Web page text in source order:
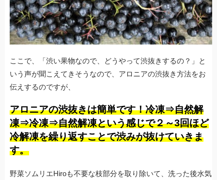
ここで、「渋い果物なので、どうやって渋抜きするの？」と
いう声が聞こえてきそうなので、アロニアの渋抜き方法をお
伝えするのですが、
アロニアの渋抜きは簡単です！冷凍⇒自然解
凍⇒冷凍⇒自然解凍という感じで２～3回ほど
冷解凍を繰り返すことで渋みが抜けていきま
す。
野菜ソムリエHiroも不要な枝部分を取り除いて、洗った後水気